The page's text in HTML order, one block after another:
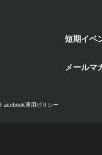
短期イベ
メールマ
Facebook運用ポリシー